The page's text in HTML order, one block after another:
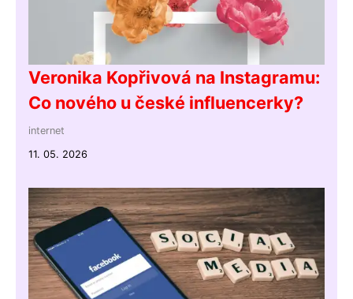
Veronika Kopřivová na Instagramu:
Co nového u české influencerky?
internet
11. 05. 2026